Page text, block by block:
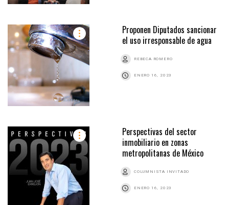
Proponen Diputados sancionar
el uso irresponsable de agua
REBECA ROMERO
ENERO 16, 2023
Perspectivas del sector
inmobiliario en zonas
metropolitanas de México
COLUMNISTA INVITADO
ENERO 16, 2023